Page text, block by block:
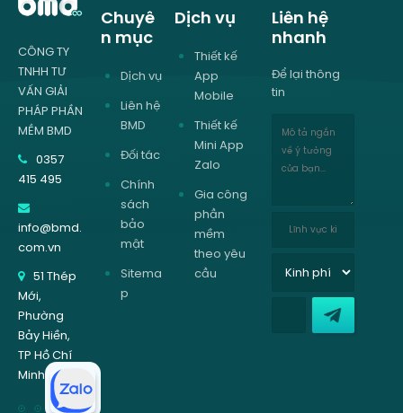
CÔNG TY
TNHH TƯ
VẤN GIẢI
PHÁP PHẦN
MỀM BMD
0357
415 495
info@bmd.
com.vn
51 Thép
Mới,
Phường
Bảy Hiền,
TP Hồ Chí
Minh
Chuyê
n mục
Dịch vụ
Liên hệ
BMD
Đối tác
Chính
sách
bảo
mật
Sitema
p
Dịch vụ
Thiết kế
App
Mobile
Thiết kế
Mini App
Zalo
Gia công
phần
mềm
theo yêu
cầu
Liên hệ
nhanh
Để lại thông
tin